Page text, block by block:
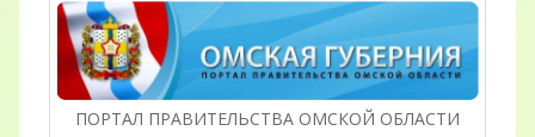
ПОРТАЛ ПРАВИТЕЛЬСТВА ОМСКОЙ ОБЛАСТИ